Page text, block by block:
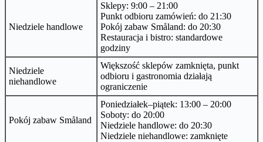
Niedziele handlowe
Sklepy: 9:00 – 21:00
Punkt odbioru zamówień: do 21:30
Pokój zabaw Småland: do 20:30
Restauracja i bistro: standardowe
godziny
Niedziele
niehandlowe
Większość sklepów zamknięta, punkt
odbioru i gastronomia działają
ograniczenie
Pokój zabaw Småland
Poniedziałek–piątek: 13:00 – 20:00
Soboty: do 20:00
Niedziele handlowe: do 20:30
Niedziele niehandlowe: zamknięte